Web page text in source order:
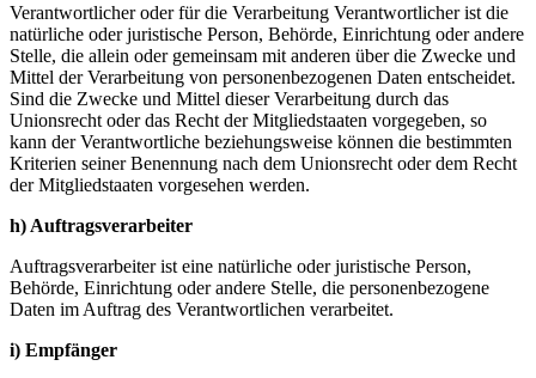
Verantwortlicher oder für die Verarbeitung Verantwortlicher ist die
natürliche oder juristische Person, Behörde, Einrichtung oder andere
Stelle, die allein oder gemeinsam mit anderen über die Zwecke und
Mittel der Verarbeitung von personenbezogenen Daten entscheidet.
Sind die Zwecke und Mittel dieser Verarbeitung durch das
Unionsrecht oder das Recht der Mitgliedstaaten vorgegeben, so
kann der Verantwortliche beziehungsweise können die bestimmten
Kriterien seiner Benennung nach dem Unionsrecht oder dem Recht
der Mitgliedstaaten vorgesehen werden.
h) Auftragsverarbeiter
Auftragsverarbeiter ist eine natürliche oder juristische Person,
Behörde, Einrichtung oder andere Stelle, die personenbezogene
Daten im Auftrag des Verantwortlichen verarbeitet.
i) Empfänger